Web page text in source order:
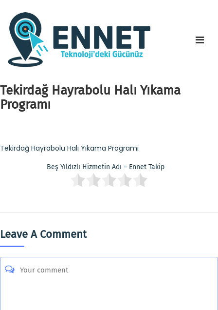
Tekirdağ Hayrabolu Halı Yıkama
Programı
Tekirdağ Hayrabolu Halı Yıkama Programı
Beş Yıldızlı Hizmetin Adı = Ennet Takip
Leave A Comment